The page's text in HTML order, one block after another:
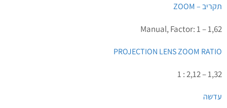
תקריב – ZOOM
Manual, Factor: 1 – 1,62
PROJECTION LENS ZOOM RATIO
1,32 – 2,12 : 1
עדשה